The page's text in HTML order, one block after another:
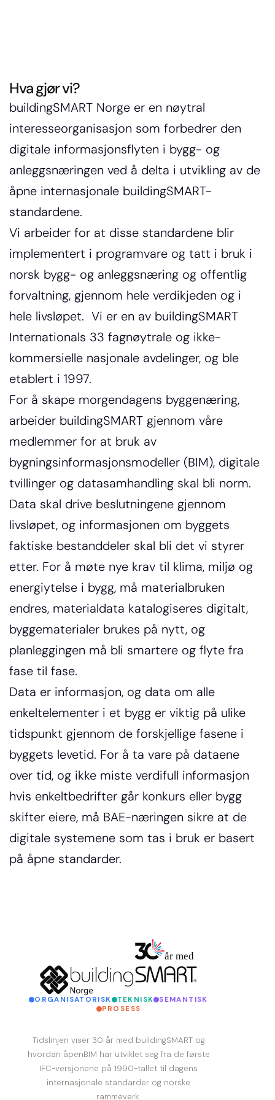
Hva gjør vi?
buildingSMART Norge er en nøytral
interesseorganisasjon som forbedrer den
digitale informasjonsflyten i bygg- og
anleggsnæringen ved å delta i utvikling av de
åpne internasjonale buildingSMART-
standardene.
Vi arbeider for at disse standardene blir
implementert i programvare og tatt i bruk i
norsk bygg- og anleggsnæring og offentlig
forvaltning, gjennom hele verdikjeden og i
hele livsløpet.  Vi er en av buildingSMART
Internationals 33 fagnøytrale og ikke-
kommersielle nasjonale avdelinger, og ble
etablert i 1997.
For å skape morgendagens byggenæring,
arbeider buildingSMART gjennom våre
medlemmer for at bruk av
bygningsinformasjonsmodeller (BIM), digitale
tvillinger og datasamhandling skal bli norm.
Data skal drive beslutningene gjennom
livsløpet, og informasjonen om byggets
faktiske bestanddeler skal bli det vi styrer
etter. For å møte nye krav til klima, miljø og
energiytelse i bygg, må materialbruken
endres, materialdata katalogiseres digitalt,
byggematerialer brukes på nytt, og
planleggingen må bli smartere og flyte fra
fase til fase.
Data er informasjon, og data om alle
enkeltelementer i et bygg er viktig på ulike
tidspunkt gjennom de forskjellige fasene i
byggets levetid. For å ta vare på dataene
over tid, og ikke miste verdifull informasjon
hvis enkeltbedrifter går konkurs eller bygg
skifter eiere, må BAE-næringen sikre at de
digitale systemene som tas i bruk er basert
på åpne standarder.